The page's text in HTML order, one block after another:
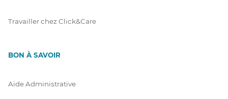
Travailler chez Click&Care
BON À SAVOIR
Aide Administrative